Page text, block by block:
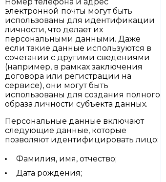
электронной почты могут быть
использованы для идентификации
личности, что делает их
персональными данными. Даже
если такие данные используются в
сочетании с другими сведениями
(например, в рамках заключения
договора или регистрации на
сервисе), они могут быть
использованы для создания полного
образа личности субъекта данных.
Персональные данные включают
следующие данные, которые
позволяют идентифицировать лицо:
Фамилия, имя, отчество;
Дата рождения;